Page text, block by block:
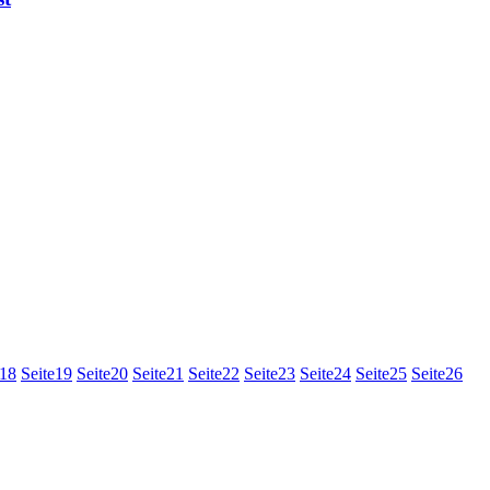
18 Seite19 Seite20 Seite21 Seite22 Seite23 Seite24 Seite25 Seite26